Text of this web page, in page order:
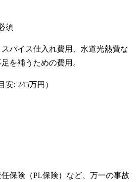
須
パイス仕入れ費用、水道光熱費な
を補うための費用。
安: 245万円 ）
保険（PL保険）など、万一の事故